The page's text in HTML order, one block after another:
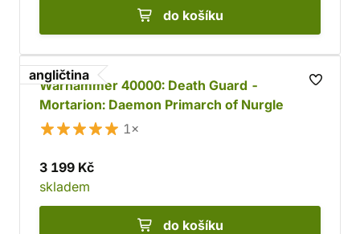
do košíku
angličtina
Warhammer 40000: Death Guard -
Mortarion: Daemon Primarch of Nurgle
1×
3 199 Kč
skladem
do košíku